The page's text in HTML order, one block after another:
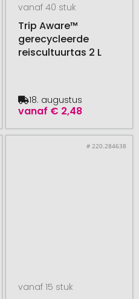
vanaf 40 stuk
Trip Aware™
gerecycleerde
reiscultuurtas 2 L
vanaf € 2,48
18. augustus
# 220.284638
vanaf 15 stuk